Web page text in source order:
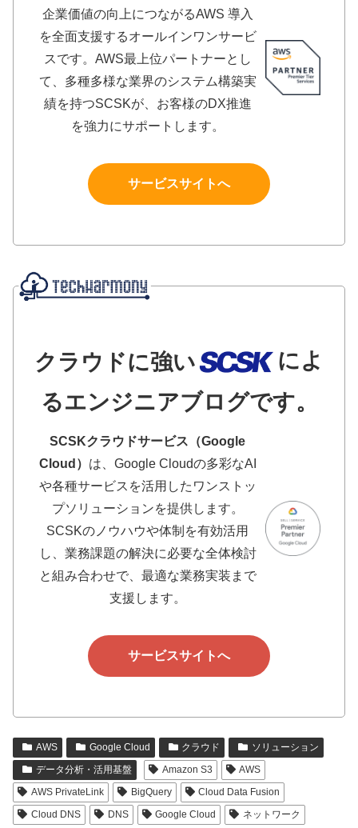
企業価値の向上につながるAWS 導入
を全面支援するオールインワンサービ
スです。AWS最上位パートナーとし
て、多種多様な業界のシステム構築実
績を持つSCSKが、お客様のDX推進
を強力にサポートします。
サービスサイトへ
クラウドに強い
によ
るエンジニアブログです。
SCSKクラウドサービス（Google
Cloud） は、Google Cloudの多彩なAI
や各種サービスを活用したワンストッ
プソリューションを提供します。
SCSKのノウハウや体制を有効活用
し、業務課題の解決に必要な全体検討
と組み合わせで、最適な業務実装まで
支援します。
サービスサイトへ
AWS Google Cloud クラウド
ソリューション
データ分析・活用基盤
Amazon S3
AWS
AWS PrivateLink
BigQuery
Cloud Data Fusion
Cloud DNS
DNS Google Cloud ネットワーク